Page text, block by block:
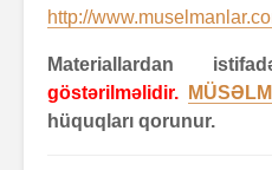
http://
Materiallardan
göstərilməlidir.
hüquqları qorunur.